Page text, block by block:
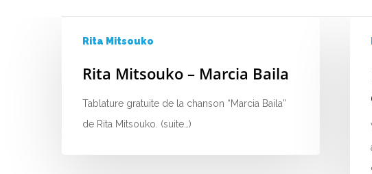
Rita Mitsouko
Rita Mitsouko – Marcia Baila
Tablature gratuite de la chanson “Marcia Baila”
de Rita Mitsouko. (suite…)